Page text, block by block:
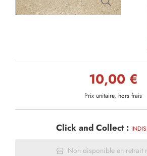
10,00 €
Prix unitaire, hors frais
Click and Collect :
Non disponible en retrait